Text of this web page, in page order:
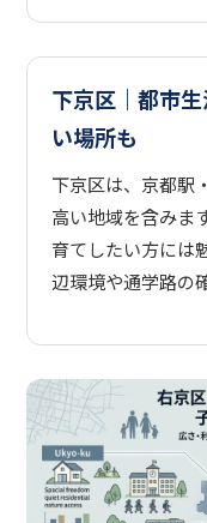
下京区｜都市
い場所も
下京区は、京都駅
高い地域を含みま
育てしたい方には
辺環境や通学路の